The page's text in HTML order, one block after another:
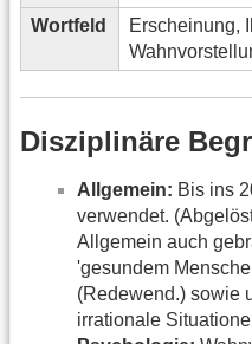
Wortfeld
Erscheinung,
Disziplinäre
Allgemein: Bis ins
verwendet.
Allgemein auch
'gesundem
(Redewend.) sowie
irrationale